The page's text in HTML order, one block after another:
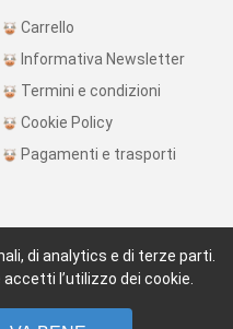
di analytics e di terze parti.
l’utilizzo dei cookie.
Carrello
Informativa Newsletter
Termini e condizioni
Cookie Policy
Pagamenti e trasporti